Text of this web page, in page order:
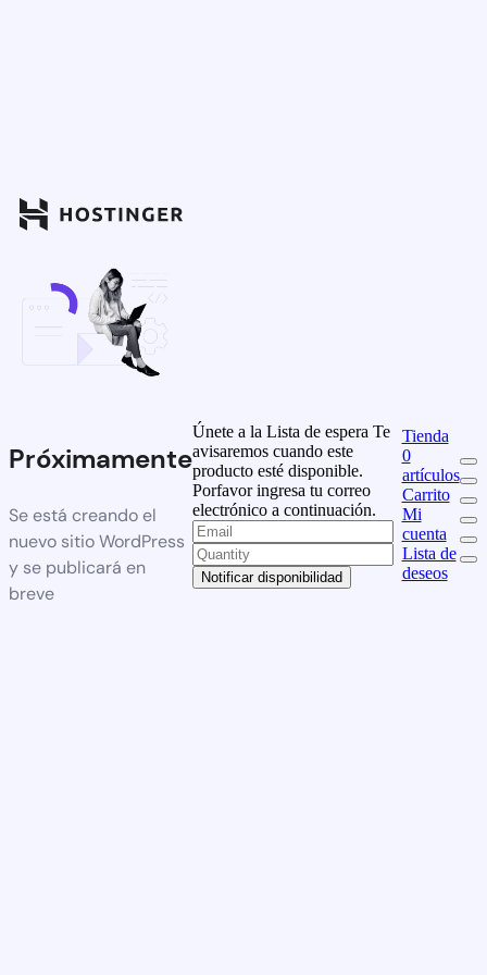
Próximamente
Se está creando el
nuevo sitio WordPress
y se publicará en
breve
Únete a la Lista de espera Te
avisaremos cuando este
producto esté disponible.
Porfavor ingresa tu correo
electrónico a continuación.
Notificar disponibilidad
Tienda
0
artículos
Carrito
Mi
cuenta
Lista de
deseos